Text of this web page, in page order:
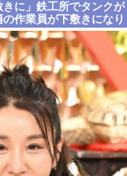
きに」鉄工所でタンクが
作業員が下敷きになり